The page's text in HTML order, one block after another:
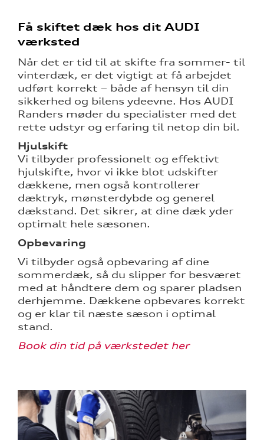
Få skiftet dæk hos dit AUDI
værksted
Når det er tid til at skifte fra sommer- til
vinterdæk, er det vigtigt at få arbejdet
udført korrekt – både af hensyn til din
sikkerhed og bilens ydeevne. Hos AUDI
Randers møder du specialister med det
rette udstyr og erfaring til netop din bil.
Hjulskift
Vi tilbyder professionelt og effektivt
hjulskifte, hvor vi ikke blot udskifter
dækkene, men også kontrollerer
dæktryk, mønsterdybde og generel
dækstand. Det sikrer, at dine dæk yder
optimalt hele sæsonen.
Opbevaring
Vi tilbyder også opbevaring af dine
sommerdæk, så du slipper for besværet
med at håndtere dem og sparer pladsen
derhjemme. Dækkene opbevares korrekt
og er klar til næste sæson i optimal
stand.
Book din tid på værkstedet her